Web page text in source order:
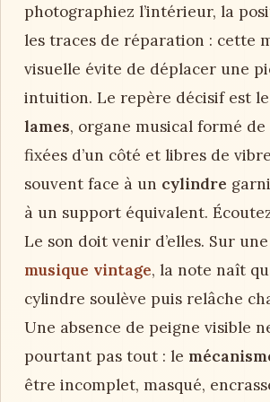
photographiez l’intérieur, la
les traces de réparation : cette
visuelle évite de déplacer une
intuition. Le repère décisif est le
lames, organe musical formé de
fixées d’un côté et libres de
souvent face à un cylindre
à un support équivalent.
Le son doit venir d’elles. Sur
musique vintage, la note naît
cylindre soulève puis relâche
Une absence de peigne visible
pourtant pas tout : le
être incomplet, masqué,